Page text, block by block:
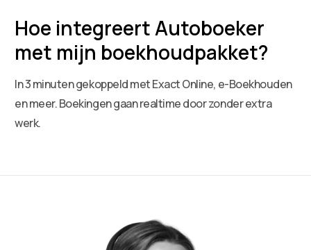
Hoe integreert Autoboeker
met mijn boekhoudpakket?
In 3 minuten gekoppeld met Exact Online, e-Boekhouden
en meer. Boekingen gaan realtime door zonder extra
werk.